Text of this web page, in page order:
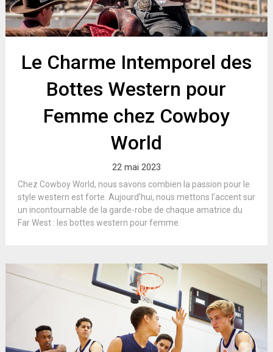
Le Charme Intemporel des
Bottes Western pour
Femme chez Cowboy
World
22 mai 2023
Chez Cowboy World, nous savons combien la passion pour le
style western est forte. Aujourd’hui, nous mettons l’accent sur
un incontournable de la garde-robe de chaque amatrice du
Far West : les bottes western pour femme.